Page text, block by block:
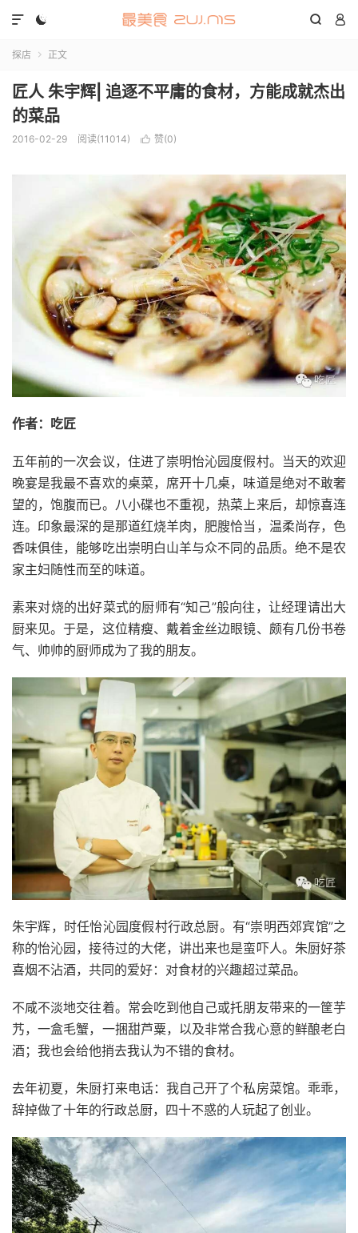
  

探店  正文
匠人 朱宇辉| 追逐不平庸的食材，方能成就杰出
的菜品
2016-02-29 阅读(11014)  赞(0)
作者：吃匠
五年前的一次会议，住进了崇明怡沁园度假村。当天的欢迎
晚宴是我最不喜欢的桌菜，席开十几桌，味道是绝对不敢奢
望的，饱腹而已。八小碟也不重视，热菜上来后，却惊喜连
连。印象最深的是那道红烧羊肉，肥膄恰当，温柔尚存，色
香味俱佳，能够吃出崇明白山羊与众不同的品质。绝不是农
家主妇随性而至的味道。
素来对烧的出好菜式的厨师有“知己”般向往，让经理请出大
厨来见。于是，这位精瘦、戴着金丝边眼镜、颇有几份书卷
气、帅帅的厨师成为了我的朋友。
朱宇辉，时任怡沁园度假村行政总厨。有“崇明西郊宾馆”之
称的怡沁园，接待过的大佬，讲出来也是蛮吓人。朱厨好茶
喜烟不沾酒，共同的爱好：对食材的兴趣超过菜品。
不咸不淡地交往着。常会吃到他自己或托朋友带来的一筐芋
艿，一盒毛蟹，一捆甜芦粟，以及非常合我心意的鲜酿老白
酒；我也会给他捎去我认为不错的食材。
去年初夏，朱厨打来电话：我自己开了个私房菜馆。乖乖，
辞掉做了十年的行政总厨，四十不惑的人玩起了创业。